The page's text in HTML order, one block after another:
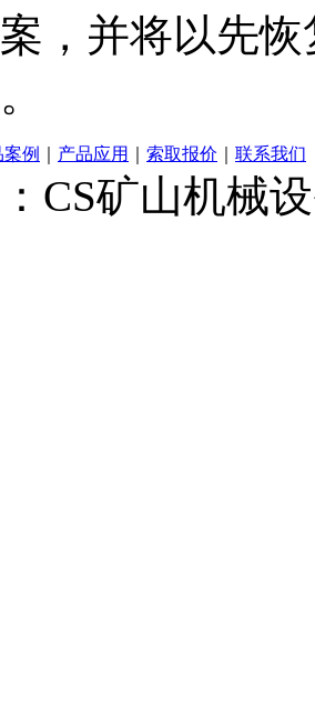
，并将以先
例 产品应用 索取报价 联系我们
CS矿山机械